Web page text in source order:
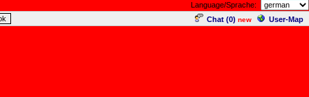
Language/Sprache:
Chat (0) new User-Map